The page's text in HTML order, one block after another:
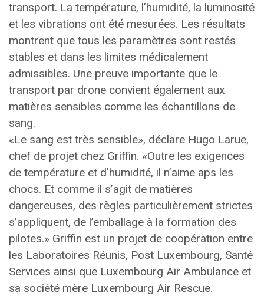
transport. La température, l’humidité, la luminosité
et les vibrations ont été mesurées. Les résultats
montrent que tous les paramètres sont restés
stables et dans les limites médicalement
admissibles. Une preuve importante que le
transport par drone convient également aux
matières sensibles comme les échantillons de
sang.
«Le sang est très sensible», déclare Hugo Larue,
chef de projet chez Griffin. «Outre les exigences
de température et d’humidité, il n’aime aps les
chocs. Et comme il s’agit de matières
dangereuses, des règles particulièrement strictes
s’appliquent, de l’emballage à la formation des
pilotes.» Griffin est un projet de coopération entre
les Laboratoires Réunis, Post Luxembourg, Santé
Services ainsi que Luxembourg Air Ambulance et
sa société mère Luxembourg Air Rescue.